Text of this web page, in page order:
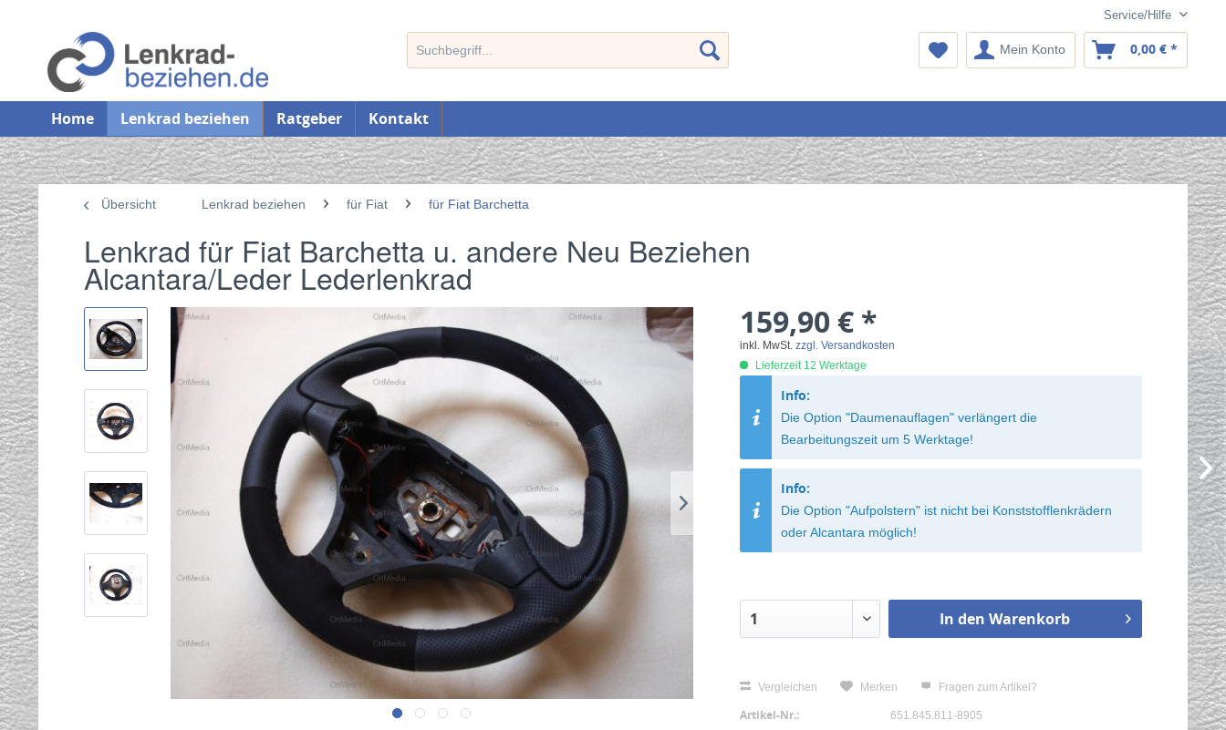
Service/Hilfe
Mein Konto 0,00 € *
Home Lenkrad beziehen Ratgeber Kontakt
Übersicht Lenkrad beziehen für Fiat für Fiat Barchetta
Lenkrad für Fiat Barchetta u. andere Neu Beziehen
Alcantara/Leder Lederlenkrad
159,90 € *
inkl. MwSt.zzgl. Versandkosten
Lieferzeit 12 Werktage
Info:
Die Option "Daumenauflagen" verlängert die
Bearbeitungszeit um 5 Werktage!
Info:
Die Option "Aufpolstern" ist nicht bei Konststofflenkrädern
oder Alcantara möglich!
In den Warenkorb
Fragen zum Artikel?
Vergleichen Merken
Artikel-Nr.: 651.845.811-8905